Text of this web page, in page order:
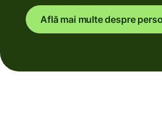
Află mai multe despre